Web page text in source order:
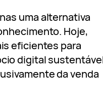
uma alternativa
Hoje,
eficientes para
digital
da venda